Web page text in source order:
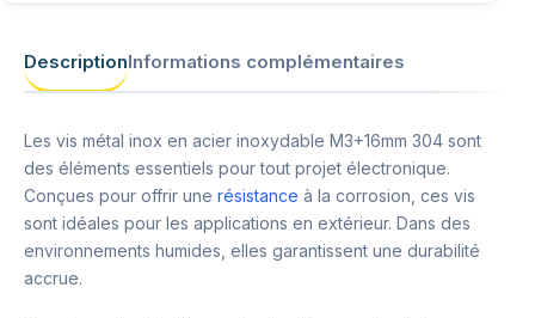
DescriptionInformations complémentaires
Les vis métal inox en acier inoxydable M3+16mm 304 sont
des éléments essentiels pour tout projet électronique.
Conçues pour offrir une résistance à la corrosion, ces vis
sont idéales pour les applications en extérieur. Dans des
environnements humides, elles garantissent une durabilité
accrue.